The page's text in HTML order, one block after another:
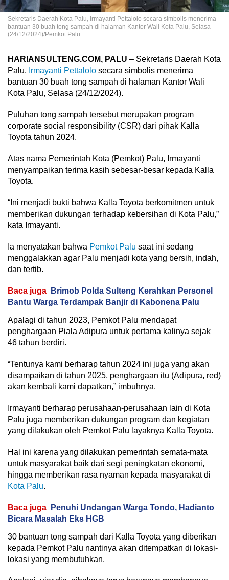
Sekretaris Daerah Kota Palu, Irmayanti Pettalolo secara simbolis menerima
bantuan 30 buah tong sampah di halaman Kantor Wali Kota Palu, Selasa
(24/12/2024)/Pemkot Palu
HARIANSULTENG.COM, PALU – Sekretaris Daerah Kota
Palu, Irmayanti Pettalolo secara simbolis menerima
bantuan 30 buah tong sampah di halaman Kantor Wali
Kota Palu, Selasa (24/12/2024).
Puluhan tong sampah tersebut merupakan program
corporate social responsibility (CSR) dari pihak Kalla
Toyota tahun 2024.
Atas nama Pemerintah Kota (Pemkot) Palu, Irmayanti
menyampaikan terima kasih sebesar-besar kepada Kalla
Toyota.
“Ini menjadi bukti bahwa Kalla Toyota berkomitmen untuk
memberikan dukungan terhadap kebersihan di Kota Palu,”
kata Irmayanti.
Ia menyatakan bahwa Pemkot Palu saat ini sedang
menggalakkan agar Palu menjadi kota yang bersih, indah,
dan tertib.
Baca juga
Brimob Polda Sulteng Kerahkan Personel
Bantu Warga Terdampak Banjir di Kabonena Palu
Apalagi di tahun 2023, Pemkot Palu mendapat
penghargaan Piala Adipura untuk pertama kalinya sejak
46 tahun berdiri.
“Tentunya kami berharap tahun 2024 ini juga yang akan
disampaikan di tahun 2025, penghargaan itu (Adipura, red)
akan kembali kami dapatkan,” imbuhnya.
Irmayanti berharap perusahaan-perusahaan lain di Kota
Palu juga memberikan dukungan program dan kegiatan
yang dilakukan oleh Pemkot Palu layaknya Kalla Toyota.
Hal ini karena yang dilakukan pemerintah semata-mata
untuk masyarakat baik dari segi peningkatan ekonomi,
hingga memberikan rasa nyaman kepada masyarakat di
Kota Palu.
Baca juga
Penuhi Undangan Warga Tondo, Hadianto
Bicara Masalah Eks HGB
30 bantuan tong sampah dari Kalla Toyota yang diberikan
kepada Pemkot Palu nantinya akan ditempatkan di lokasi-
lokasi yang membutuhkan.